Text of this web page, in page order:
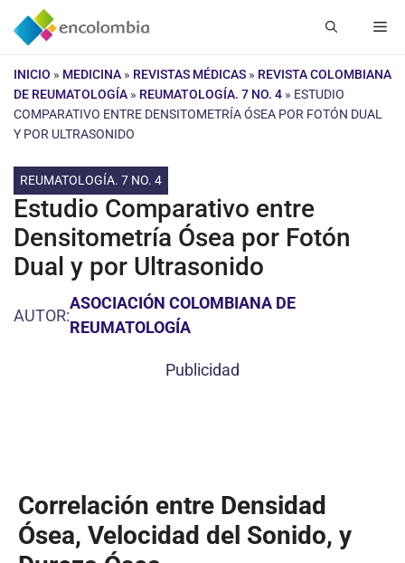
Saltar
INICIO » MEDICINA » REVISTAS MÉDICAS » REVISTA COLOMBIANA
DE REUMATOLOGÍA » REUMATOLOGÍA. 7 NO. 4 » ESTUDIO
COMPARATIVO ENTRE DENSITOMETRÍA ÓSEA POR FOTÓN DUAL
Y POR ULTRASONIDO
REUMATOLOGÍA. 7 NO. 4
Estudio Comparativo entre
Densitometría Ósea por Fotón
Dual y por Ultrasonido
AUTOR:
ASOCIACIÓN COLOMBIANA DE
REUMATOLOGÍA
Publicidad
Correlación entre Densidad
Ósea, Velocidad del Sonido, y